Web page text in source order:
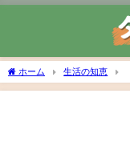
ホーム 生活の知恵